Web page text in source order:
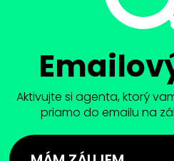
Aktivujte si agenta, ktorý
priamo do emailu na